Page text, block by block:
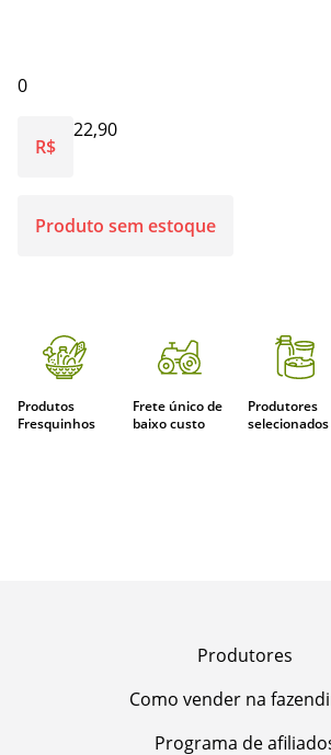
0
R$
22,90
Produto sem estoque
Produtos
Fresquinhos
Frete único de
baixo custo
Produtores
selecionados
Produtores
Como vender na
Programa de